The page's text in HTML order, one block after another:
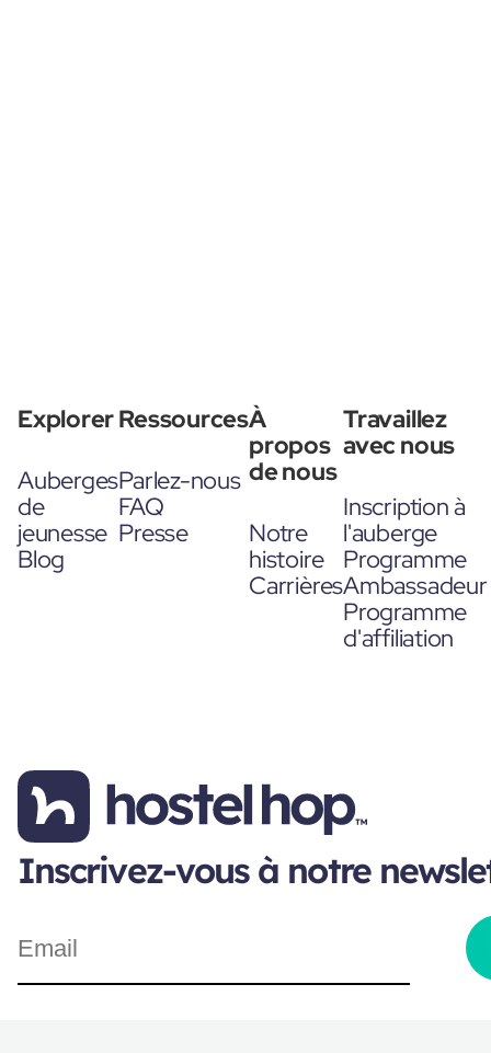
Explorer
Auberges
de
jeunesse
Blog
Ressources
Parlez-nous
FAQ
Presse
À
propos
de nous
Notre
histoire
Carrières
Travaillez
avec nous
Inscription à
l'auberge
Programme
Ambassadeur
Programme
d'affiliation
Inscrivez-vous à notre